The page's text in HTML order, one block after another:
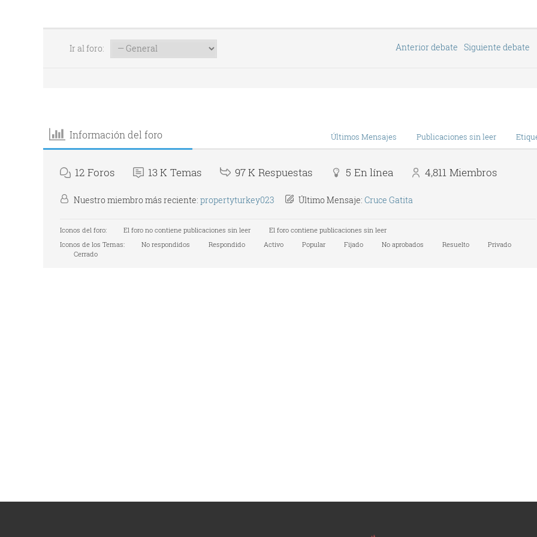
Ir al foro: Anterior debate Siguiente debate
Información del foro Últimos Mensajes Publicaciones sin leer
12 Foros 13 K Temas 97 K Respuestas 5 En línea 4,811 Miembros
Nuestro miembro más reciente: propertyturkey023 Último Mensaje: Cruce Gatita
Iconos del foro: El foro no contiene publicaciones sin leer
El foro contiene publicaciones sin leer
Iconos de los Temas:
No respondidos Respondido Activo Popular Fijado No aprobados Resuelto
Privado
Cerrado